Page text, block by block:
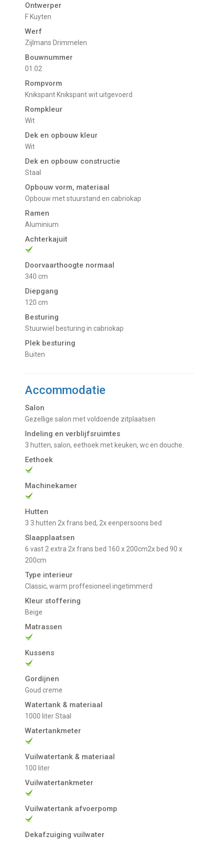
Ontwerper
F Kuyten
Werf
Zijlmans Drimmelen
Bouwnummer
01.02
Rompvorm
Knikspant Knikspant wit uitgevoerd
Rompkleur
Wit
Dek en opbouw kleur
Wit
Dek en opbouw constructie
Staal
Opbouw vorm, materiaal
opbouw met stuurstand en cabriokap
Ramen
Aluminium
Achterkajuit
Doorvaarthoogte normaal
340 cm
Diepgang
120 cm
Besturing
Stuurwiel besturing in cabriokap
Plek besturing
buiten
Accommodatie
Salon
Gezellige salon met voldoende zitplaatsen
Indeling en verblijfsruimtes
3 hutten, salon, eethoek met keuken, wc en douche.
Eethoek
Machinekamer
Hutten
3 3 hutten 2x frans bed, 2x eenpersoons bed
Slaapplaatsen
6 vast 2 extra 2x frans bed 160 x 200cm2x bed 90 x
200cm
Type interieur
Classic, warm proffesioneel ingetimmerd
Kleur stoffering
Beige
Matrassen
Kussens
Gordijnen
goud creme
Watertank & materiaal
1000 liter Staal
Watertankmeter
Vuilwatertank & materiaal
100 liter
Vuilwatertankmeter
Vuilwatertank afvoerpomp
Dekafzuiging vuilwater